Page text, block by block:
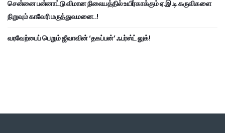
சென்னை பன்னாட்டு விமான நிலையத்தில் உயிர்காக்கும் ஏ.இ.டி கருவிகளை
நிறுவும் காவேரி மருத்துவமனை..!
வரவேற்பைப் பெறும் ஜீவாவின் ‘தகப்பன்’ ஃபர்ஸ்ட் லுக்!